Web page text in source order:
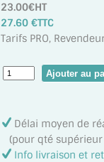
23.00€HT
27.60 €TTC
Tarifs PRO,
Délai moyen de
(pour qté supérieur
Info livraison et